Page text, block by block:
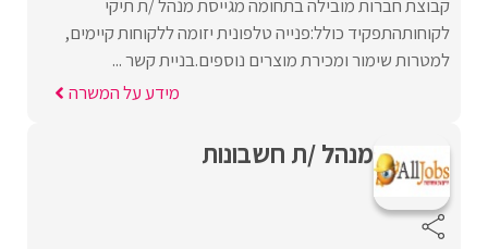
קבוצת חברות מובילה בתחומה מגייסת מנהל /ת תיקי
לקוחותהתפקיד כולל:פנייה טלפונית יזומה ללקוחות קיימים,
למטרות שימור ומכירת מוצרים נוספים.בניית קשר ...
מידע על המשרה
מנהל /ת חשבונות